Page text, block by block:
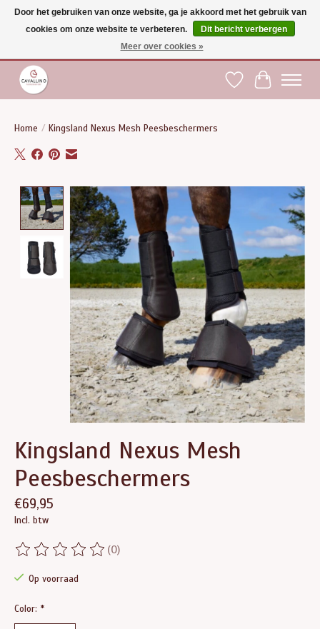
Gratis verzending vanaf €75 binnen BE - vanaf €100 naar EU | Voor 17:00 besteld is
dezelfde dag verzonden | Klantendienst: +32 (0)51 21 27 00 |
Verlanglijst
Home / Kingsland Nexus Mesh Peesbeschermers
Product image slideshow Items
Kingsland Nexus Mesh
Peesbeschermers
€69,95
Incl. btw
De beoordeling van dit product is
(0)
Op voorraad
Color: *
Door het gebruiken van onze website, ga je akkoord met het gebruik van
cookies om onze website te verbeteren.
Dit bericht verbergen
Meer over cookies »